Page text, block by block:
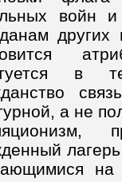
войн и
других
в
а не
на